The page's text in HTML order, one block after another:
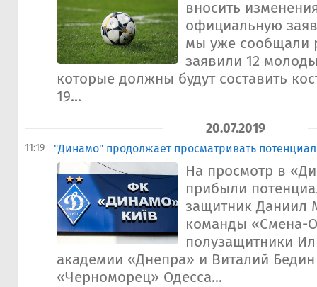
вносить
официальную
мы уже сообщали
заявили 12
которые должны будут составить
19...
20.07.2019
11:19 "Динамо" продолжает просматривать
На просмотр в
прибыли
защитник Даниил
команды «Смена-
полузащитники
академии «Днепра» и Виталий
«Черноморец» Одесса...